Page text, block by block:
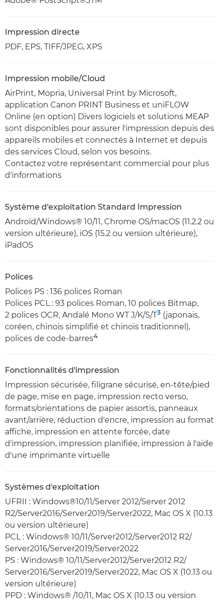
Impression directe
PDF, EPS, TIFF/JPEG, XPS
Impression mobile/Cloud
AirPrint, Mopria, Universal Print by Microsoft,
application Canon PRINT Business et uniFLOW
Online (en option) Divers logiciels et solutions MEAP
sont disponibles pour assurer l'impression depuis des
appareils mobiles et connectés à Internet et depuis
des services Cloud, selon vos besoins.
Contactez votre représentant commercial pour plus
d'informations
Système d'exploitation Standard Impression
Android/Windows® 10/11, Chrome OS/macOS (11.2.2 ou
version ultérieure), iOS (15.2 ou version ultérieure),
iPadOS
Polices
Polices PS : 136 polices Roman
Polices PCL : 93 polices Roman, 10 polices Bitmap,
2 polices OCR, Andalé Mono WT J/K/S/T3 (japonais,
coréen, chinois simplifié et chinois traditionnel),
polices de code-barres4
Fonctionnalités d'impression
Impression sécurisée, filigrane sécurisé, en-tête/pied
de page, mise en page, impression recto verso,
formats/orientations de papier assortis, panneaux
avant/arrière, réduction d'encre, impression au format
affiche, impression en attente forcée, date
d'impression, impression planifiée, impression à l'aide
d'une imprimante virtuelle
Systèmes d'exploitation
UFRII : Windows®10/11/Server 2012/Server 2012
R2/Server2016/Server2019/Server2022, Mac OS X (10.13
ou version ultérieure)
PCL : Windows® 10/11/Server2012/Server2012 R2/
Server2016/Server2019/Server2022
PS : Windows® 10/11/Server2012/Server2012 R2/
Server2016/Server2019/Server2022, Mac OS X (10.13 ou
version ultérieure)
PPD : Windows® /10/11, Mac OS X (10.13 ou version